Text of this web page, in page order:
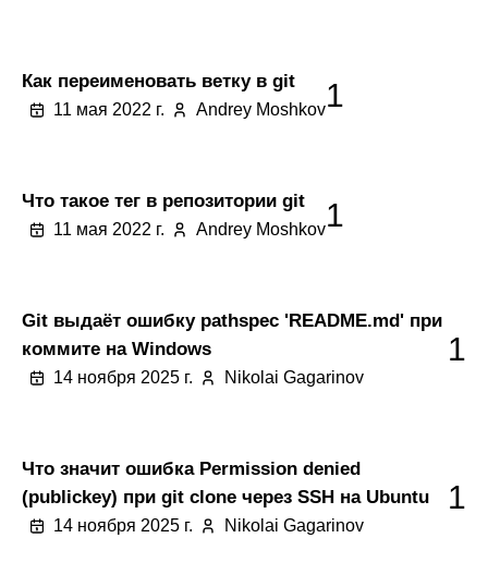
Как переименовать ветку в git
11 мая 2022 г. Andrey Moshkov1
Что такое тег в репозитории git
11 мая 2022 г. Andrey Moshkov1
Git выдаёт ошибку pathspec 'README.md' при
коммите на Windows
14 ноября 2025 г. Nikolai Gagarinov
1
Что значит ошибка Permission denied
(publickey) при git clone через SSH на Ubuntu
14 ноября 2025 г. Nikolai Gagarinov
1